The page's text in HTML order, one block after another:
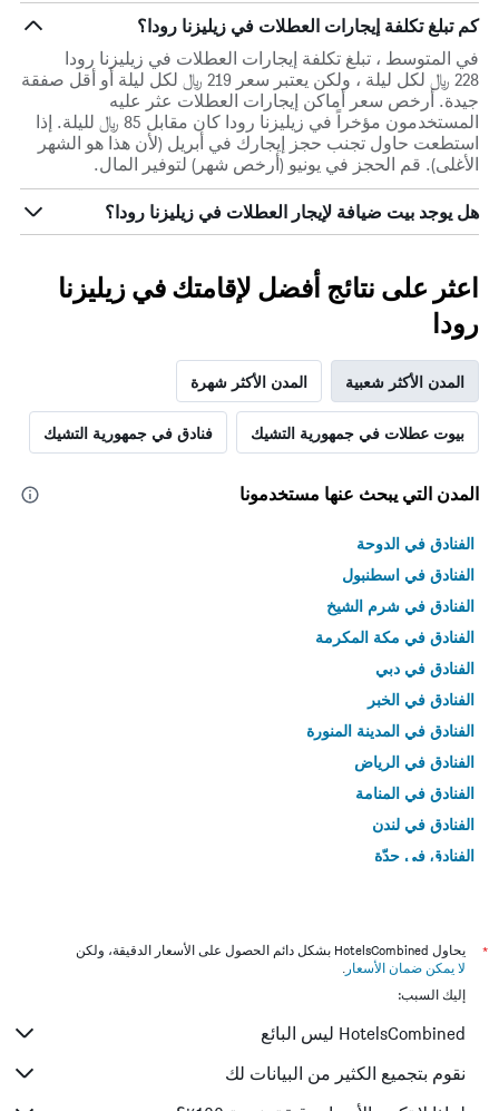
كم تبلغ تكلفة إيجارات العطلات في زيليزنا رودا؟
في المتوسط ، تبلغ تكلفة إيجارات العطلات في زيليزنا رودا
228 ﷼ لكل ليلة ، ولكن يعتبر سعر 219 ﷼ لكل ليلة أو أقل صفقة
جيدة. أرخص سعر أماكن إيجارات العطلات عثر عليه
المستخدمون مؤخراً في زيليزنا رودا كان مقابل 85 ﷼ لليلة. إذا
استطعت حاول تجنب حجز إيجارك في أبريل (لأن هذا هو الشهر
الأغلى). قم الحجز في يونيو (أرخص شهر) لتوفير المال.
هل يوجد بيت ضيافة لإيجار العطلات في زيليزنا رودا؟
اعثر على نتائج أفضل لإقامتك في زيليزنا
رودا
المدن الأكثر شعبية المدن الأكثر شهرة
بيوت عطلات في جمهورية التشيك فنادق في جمهورية التشيك
المدن التي يبحث عنها مستخدمونا
الفنادق في الدوحة
الفنادق في اسطنبول
الفنادق في شرم الشيخ
الفنادق في مكة المكرمة
الفنادق في دبي
الفنادق في الخبر
الفنادق في المدينة المنورة
الفنادق في الرياض
الفنادق في المنامة
الفنادق في لندن
الفنادق في جدّة
*
يحاول HotelsCombined بشكل دائم الحصول على الأسعار الدقيقة، ولكن
لا يمكن ضمان الأسعار .
إليك السبب:
HotelsCombined ليس البائع
نقوم بتجميع الكثير من البيانات لك